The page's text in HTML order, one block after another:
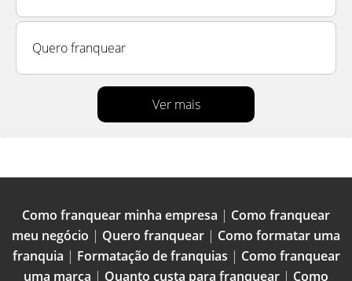
Quero franquear
Ver mais
Como franquear minha empresa | Como franquear
meu negócio | Quero franquear | Como formatar uma
franquia | Formatação de franquias | Como franquear
uma marca | Quanto custa para franquear | Como